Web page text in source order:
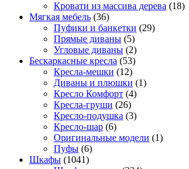
Кровати из массива дерева (18)
Мягкая мебель (36)
Пуфики и банкетки (29)
Прямые диваны (5)
Угловые диваны (2)
Бескаркасные кресла (53)
Кресла-мешки (12)
Диваны и плюшки (1)
Кресло Комфорт (4)
Кресла-груши (26)
Кресло-подушка (3)
Кресло-шар (6)
Оригинальные модели (1)
Пуфы (6)
Шкафы (1041)